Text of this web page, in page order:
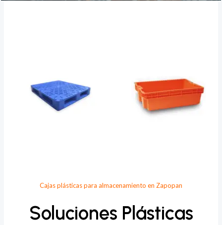
Cajas plásticas para almacenamiento en Zapopan
Soluciones Plásticas